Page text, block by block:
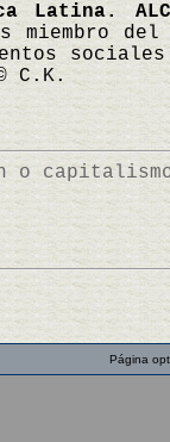
Latina.
miembro
C.K.
o
Página